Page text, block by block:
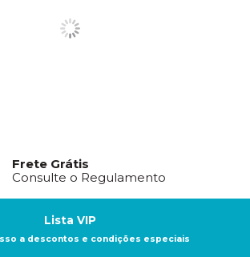
Frete Grátis
Consulte o Regulamento
Lista VIP
a descontos e condições especiais